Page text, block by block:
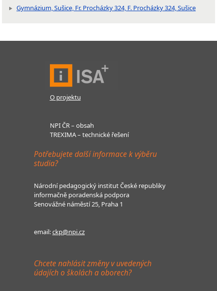
Gymnázium, Sušice, Fr. Procházky 324, F. Procházky 324, Sušice
O projektu
NPI ČR – obsah
TREXIMA – technické řešení
Potřebujete další informace k výběru
studia?
Národní pedagogický institut České republiky
informačně poradenská podpora
Senovážné náměstí 25, Praha 1
email:ckp@npi.cz
Chcete nahlásit změny v uvedených
údajích o školách a oborech?